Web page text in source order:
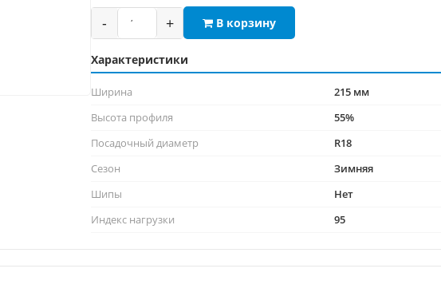
- + В корзину
Характеристики
Ширина
215 мм
Высота профиля
55%
Посадочный диаметр
R18
Сезон
Зимняя
Шипы
Нет
Индекс нагрузки
95